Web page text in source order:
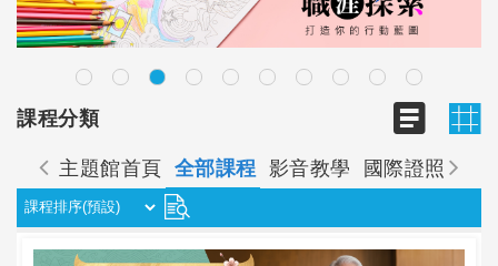
課程分類
主題館首頁 全部課程 影音教學 國際證照 國